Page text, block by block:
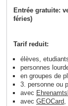
Entrée gratuite:
féries)
Tarif reduit:
élèves,
personnes
en groupes de
3. personne ou
avec
avec GEOCard,